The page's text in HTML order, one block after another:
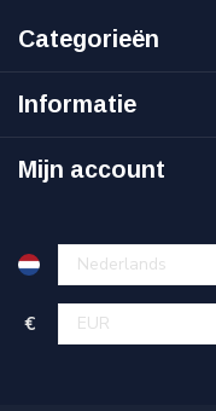
Categorieën
Informatie
Mijn account
€